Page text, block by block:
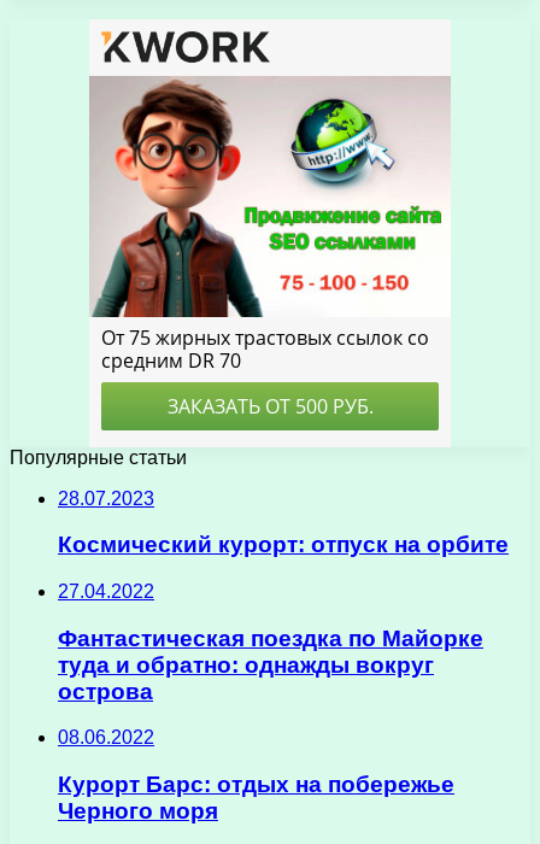
Популярные статьи
28.07.2023
Космический курорт: отпуск на орбите
27.04.2022
Фантастическая поездка по Майорке
туда и обратно: однажды вокруг
острова
08.06.2022
Курорт Барс: отдых на побережье
Черного моря